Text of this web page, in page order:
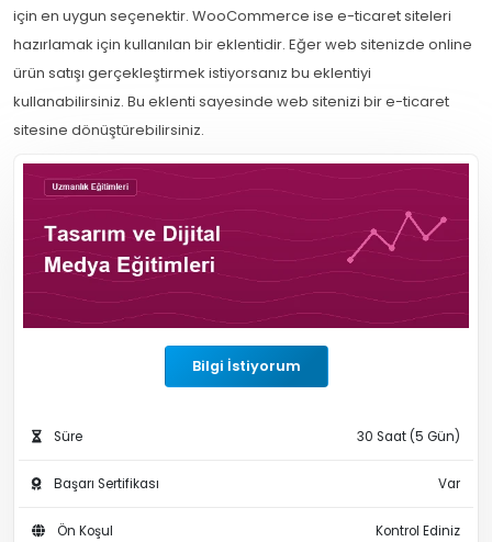
için en uygun seçenektir. WooCommerce ise e-ticaret siteleri
hazırlamak için kullanılan bir eklentidir. Eğer web sitenizde online
ürün satışı gerçekleştirmek istiyorsanız bu eklentiyi
kullanabilirsiniz. Bu eklenti sayesinde web sitenizi bir e-ticaret
sitesine dönüştürebilirsiniz.
Bilgi İstiyorum
Süre 30 Saat (5 Gün)
Başarı Sertifikası Var
Ön Koşul Kontrol Ediniz